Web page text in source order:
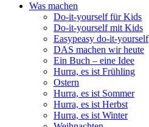
Was machen
Do-it-yourself für Kids
Do-it-yourself mit Kids
Easypeasy do-it-yourself
DAS machen wir heute
Ein Buch – eine Idee
Hurra, es ist Frühling
Ostern
Hurra, es ist Sommer
Hurra, es ist Herbst
Hurra, es ist Winter